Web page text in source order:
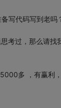
写代码写到老吗
考过，那么请
多 ，有赢利